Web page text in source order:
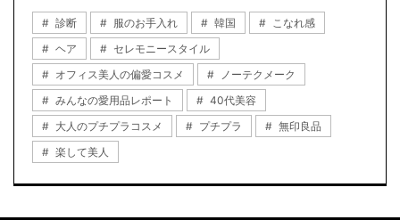
診断 服のお手入れ 韓国
こなれ感
ヘア
セレモニースタイル
オフィス美人の偏愛コスメ
ノーテクメーク
みんなの愛用品レポート
40代美容
大人のプチプラコスメ
プチプラ
無印良品
楽して美人